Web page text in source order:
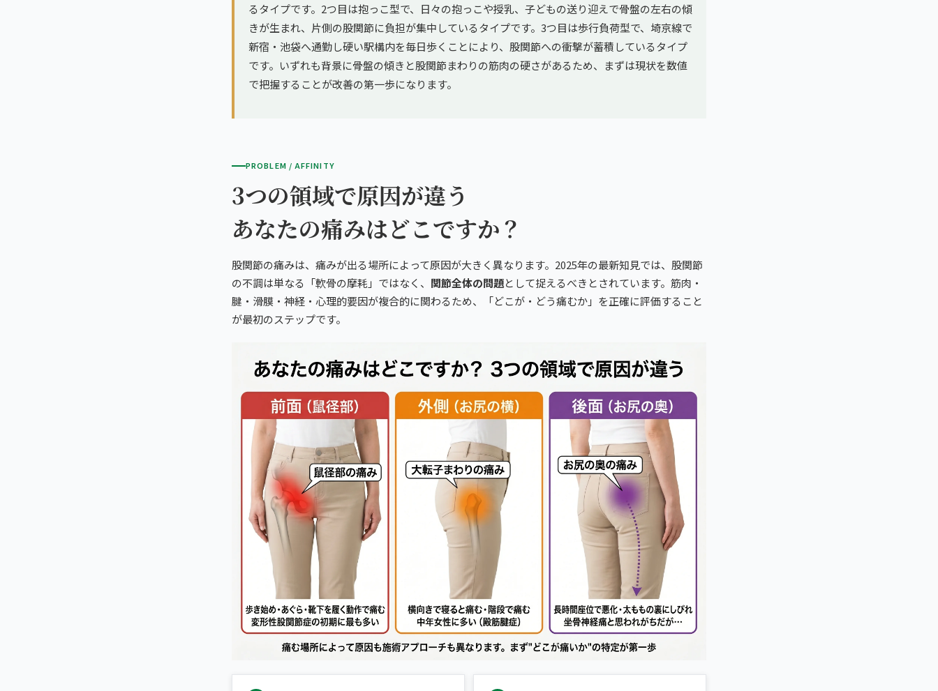
るタイプです。2つ目は抱っこ型で、日々の抱っこや授乳、子どもの送り迎えで骨盤の左右の傾
きが生まれ、片側の股関節に負担が集中しているタイプです。3つ目は歩行負荷型で、埼京線で
新宿・池袋へ通勤し硬い駅構内を毎日歩くことにより、股関節への衝撃が蓄積しているタイプ
です。いずれも背景に骨盤の傾きと股関節まわりの筋肉の硬さがあるため、まずは現状を数値
で把握することが改善の第一歩になります。
PROBLEM / AFFINITY
3つの領域で原因が違う
あなたの痛みはどこですか？
股関節の痛みは、痛みが出る場所によって原因が大きく異なります。2025年の最新知見では、股関節
の不調は単なる「軟骨の摩耗」ではなく、 関節全体の問題として捉えるべきとされています。筋肉・
腱・滑膜・神経・心理的要因が複合的に関わるため、「どこが・どう痛むか」を正確に評価すること
が最初のステップです。